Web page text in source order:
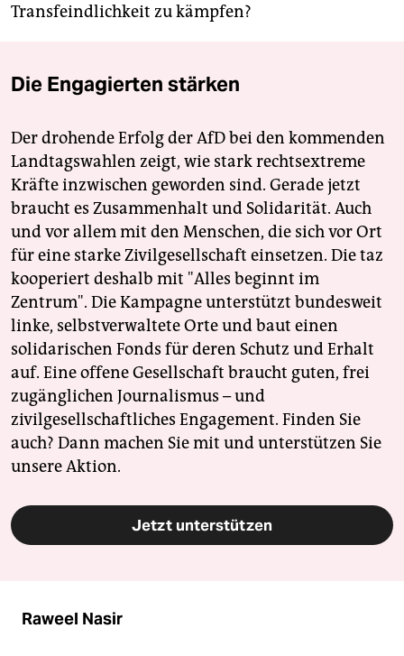
Transfeindlichkeit zu kämpfen?
Die Engagierten stärken
Der drohende Erfolg der AfD bei den kommenden
Landtagswahlen zeigt, wie stark rechtsextreme
Kräfte inzwischen geworden sind. Gerade jetzt
braucht es Zusammenhalt und Solidarität. Auch
und vor allem mit den Menschen, die sich vor Ort
für eine starke Zivilgesellschaft einsetzen. Die taz
kooperiert deshalb mit "Alles beginnt im
Zentrum". Die Kampagne unterstützt bundesweit
linke, selbstverwaltete Orte und baut einen
solidarischen Fonds für deren Schutz und Erhalt
auf. Eine offene Gesellschaft braucht guten, frei
zugänglichen Journalismus – und
zivilgesellschaftliches Engagement. Finden Sie
auch? Dann machen Sie mit und unterstützen Sie
unsere Aktion.
Jetzt unterstützen
Raweel Nasir